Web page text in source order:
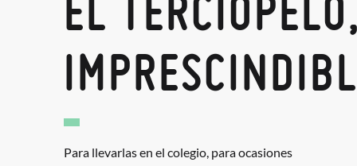
Para llevarlas en el colegio, para ocasiones